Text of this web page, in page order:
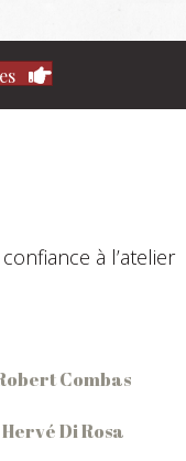
à l’atelier
Combas
Hervé Di Rosa